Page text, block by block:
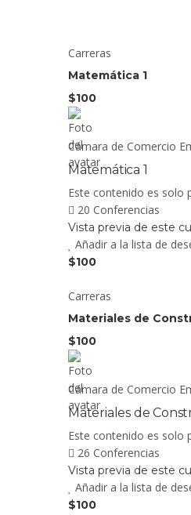
Carreras
Matemática 1
$100
Cámara de Comercio
Matemática 1
Este contenido es solo
20 Conferencias
Vista previa de este
Añadir a la lista de
$100
Carreras
Materiales de
$100
Cámara de Comercio
Materiales de
Este contenido es solo
26 Conferencias
Vista previa de este
Añadir a la lista de
$100